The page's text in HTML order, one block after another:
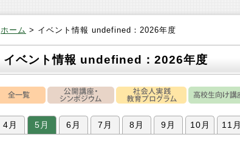
ホーム > イベント情報 undefined：2026年度
イベント情報 undefined：2026年度
4月 5月 6月 7月 8月 9月 10月 11月